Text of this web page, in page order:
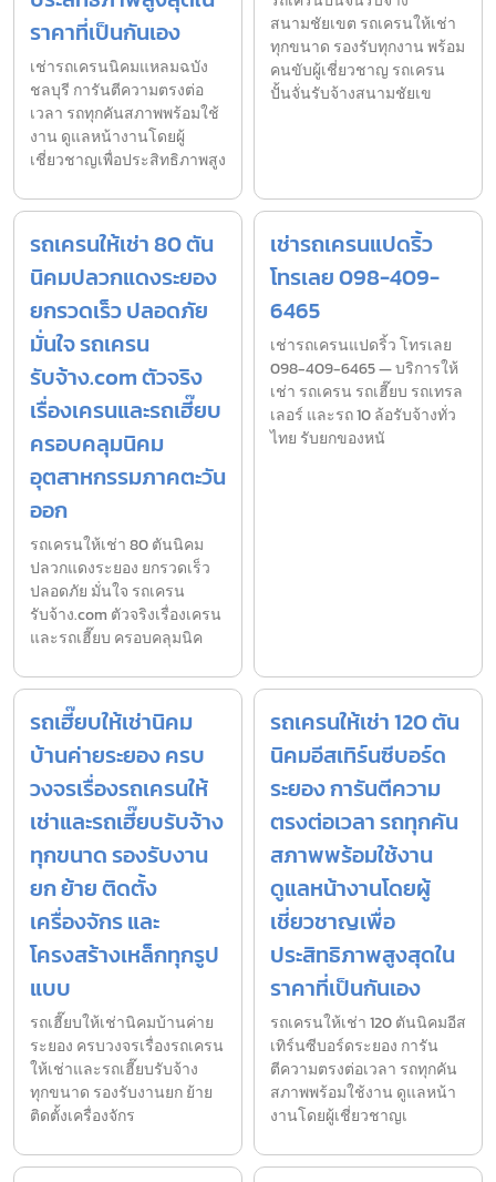
ราคาที่เป็นกันเอง
เช่ารถเครนนิคมแหลมฉบัง
ชลบุรี การันตีความตรงต่อ
เวลา รถทุกคันสภาพพร้อมใช้
งาน ดูแลหน้างานโดยผู้
เชี่ยวชาญเพื่อประสิทธิภาพสูง
สนามชัยเขต รถเครนให้เช่า
ทุกขนาด รองรับทุกงาน พร้อม
คนขับผู้เชี่ยวชาญ รถเครน
ปั้นจั่นรับจ้างสนามชัยเข
รถเครนให้เช่า 80 ตัน
นิคมปลวกแดงระยอง
ยกรวดเร็ว ปลอดภัย
มั่นใจ รถเครน
รับจ้าง.com ตัวจริง
เรื่องเครนและรถเฮี๊ยบ
ครอบคลุมนิคม
อุตสาหกรรมภาคตะวัน
ออก
รถเครนให้เช่า 80 ตันนิคม
ปลวกแดงระยอง ยกรวดเร็ว
ปลอดภัย มั่นใจ รถเครน
รับจ้าง.com ตัวจริงเรื่องเครน
และรถเฮี๊ยบ ครอบคลุมนิค
เช่ารถเครนแปดริ้ว
โทรเลย 098-409-
6465
เช่ารถเครนแปดริ้ว โทรเลย
098-409-6465 — บริการให้
เช่า รถเครน รถเฮี๊ยบ รถเทรล
เลอร์ และรถ 10 ล้อรับจ้างทั่ว
ไทย รับยกของหนั
รถเฮี๊ยบให้เช่านิคม
บ้านค่ายระยอง ครบ
วงจรเรื่องรถเครนให้
เช่าและรถเฮี๊ยบรับจ้าง
ทุกขนาด รองรับงาน
ยก ย้าย ติดตั้ง
เครื่องจักร และ
โครงสร้างเหล็กทุกรูป
แบบ
รถเฮี๊ยบให้เช่านิคมบ้านค่าย
ระยอง ครบวงจรเรื่องรถเครน
ให้เช่าและรถเฮี๊ยบรับจ้าง
ทุกขนาด รองรับงานยก ย้าย
ติดตั้งเครื่องจักร
รถเครนให้เช่า 120 ตัน
นิคมอีสเทิร์นซีบอร์ด
ระยอง การันตีความ
ตรงต่อเวลา รถทุกคัน
สภาพพร้อมใช้งาน
ดูแลหน้างานโดยผู้
เชี่ยวชาญเพื่อ
ประสิทธิภาพสูงสุดใน
ราคาที่เป็นกันเอง
รถเครนให้เช่า 120 ตันนิคมอีส
เทิร์นซีบอร์ดระยอง การัน
ตีความตรงต่อเวลา รถทุกคัน
สภาพพร้อมใช้งาน ดูแลหน้า
งานโดยผู้เชี่ยวชาญเ